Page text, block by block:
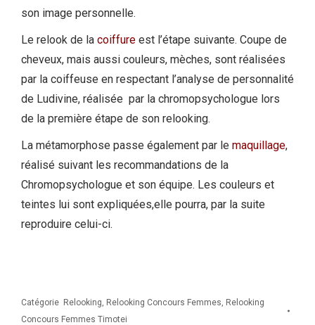
son image personnelle.
Le relook de la coiffure est l’étape suivante. Coupe de
cheveux, mais aussi couleurs, mèches, sont réalisées
par la coiffeuse en respectant l’analyse de personnalité
de Ludivine, réalisée par la chromopsychologue lors
de la première étape de son relooking.
La métamorphose passe également par le maquillage,
réalisé suivant les recommandations de la
Chromopsychologue et son équipe. Les couleurs et
teintes lui sont expliquées,elle pourra, par la suite
reproduire celui-ci.
Catégorie Relooking, Relooking Concours Femmes, Relooking
Concours Femmes Timotei